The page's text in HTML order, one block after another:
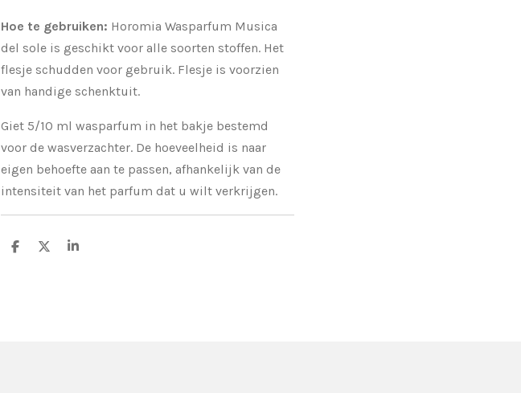
Hoe te gebruiken: Horomia Wasparfum Musica
del sole is geschikt voor alle soorten stoffen. Het
flesje schudden voor gebruik. Flesje is voorzien
van handige schenktuit.
Giet 5/10 ml wasparfum in het bakje bestemd
voor de wasverzachter. De hoeveelheid is naar
eigen behoefte aan te passen, afhankelijk van de
intensiteit van het parfum dat u wilt verkrijgen.
D
D
S